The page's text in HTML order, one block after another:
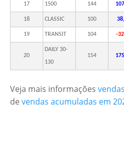
17 1500 144
18 CLASSIC 100
19 TRANSIT 104 -
20
DAILY 30-
130
154
Veja mais informações
de vendas acumuladas em